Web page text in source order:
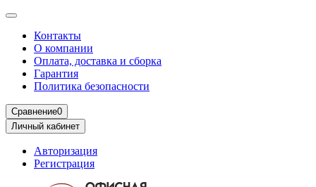
Контакты
О компании
Оплата, доставка и сборка
Гарантия
Политика безопасности
Сравнение0
Личный кабинет
Авторизация
Регистрация